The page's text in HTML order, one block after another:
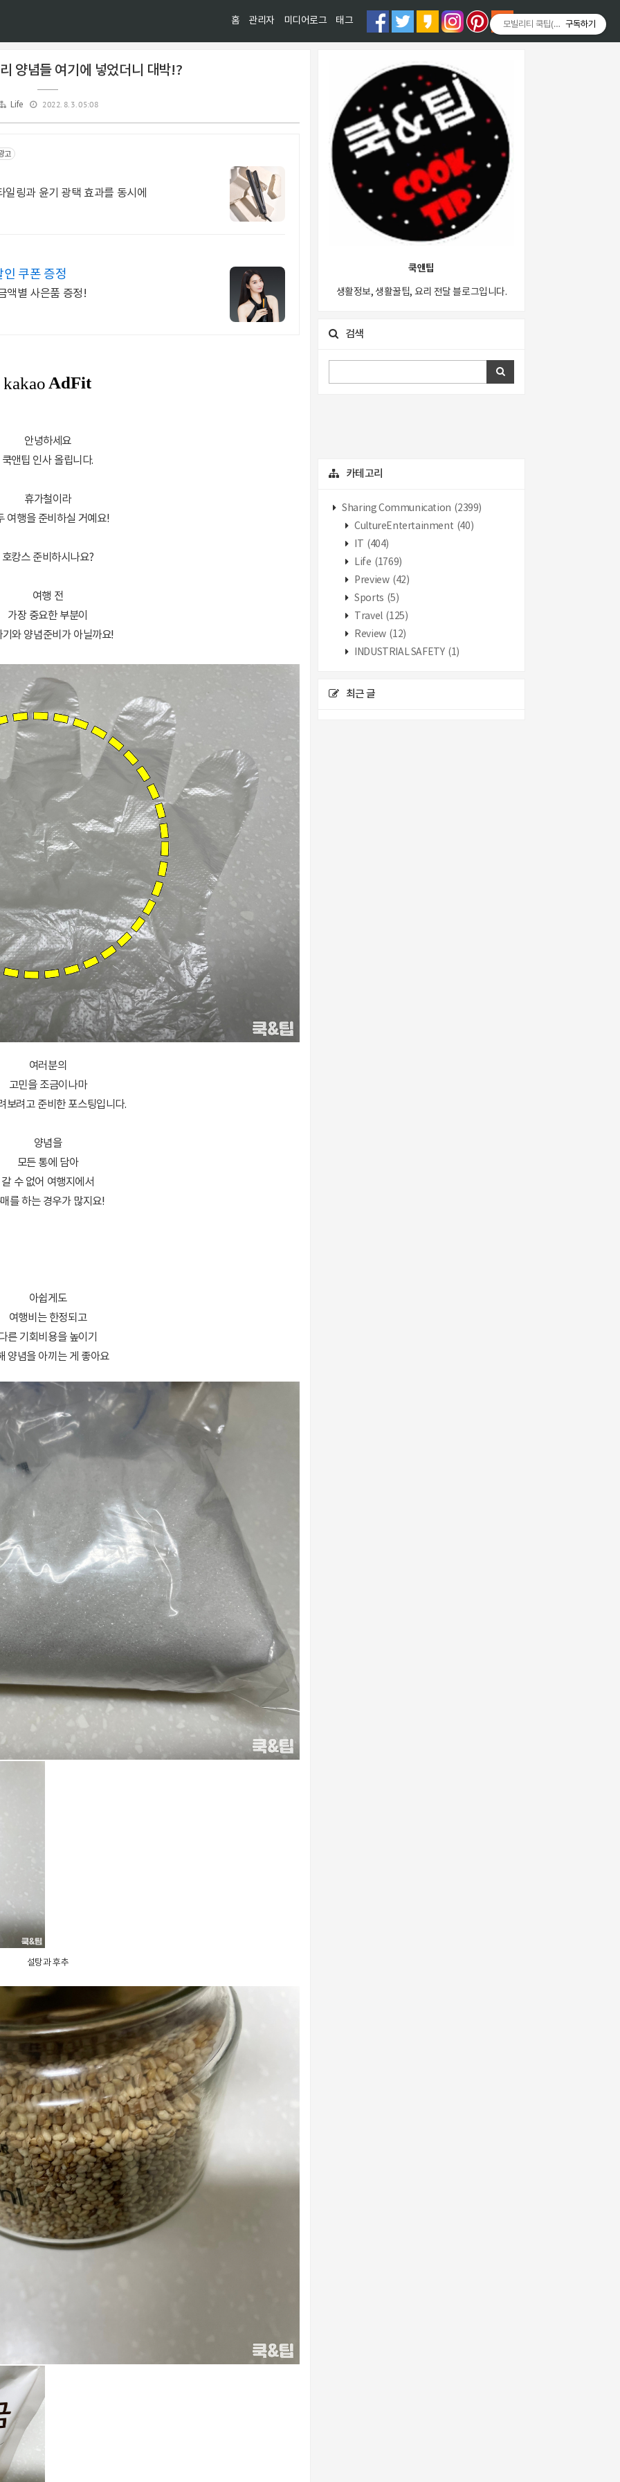
홈 관리자 미디어로그 태그
양념들 여기에 넣었더니 대박!?
Life 2022. 8. 3. 05:08
고
링과 윤기 광택 효과를 동시에
쿠폰 증정
액별 사은품 증정!
안녕하세요
쿡앤팁 인사 올립니다.
휴가철이라
여행을 준비하실 거예요!
호캉스 준비하시나요?
여행 전
가장 중요한 부분이
기와 양념준비가 아닐까요!
여러분의
고민을 조금이나마
보려고 준비한 포스팅입니다.
양념을
모든 통에 담아
갈 수 없어 여행지에서
를 하는 경우가 많지요!
아쉽게도
여행비는 한정되고
른 기회비용을 높이기
양념을 아끼는 게 좋아요
설탕과 후추
쿡앤팁
생활정보, 생활꿀팁, 요리 전달 블로그입니다.
검색
카테고리
Sharing Communication (2399)
CultureEntertainment (40)
(404)
Life (1769)
Preview (42)
Sports (5)
Travel (125)
Review (12)
INDUSTRIAL SAFETY (1)
최근 글
티스토리툴바
모빌리티 쿡팁(Mobility
구독하기